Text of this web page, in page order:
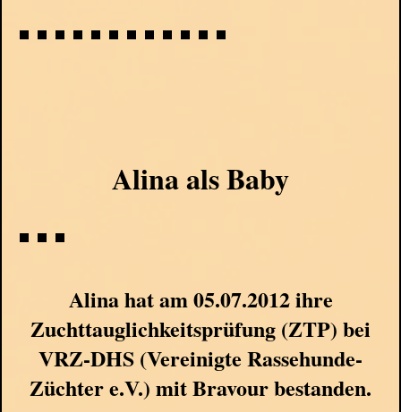
Alina als Baby
Alina hat am 05.07.2012 ihre
Zuchttauglichkeitsprüfung (ZTP) bei
VRZ-DHS (Vereinigte Rassehunde-
Züchter e.V.) mit Bravour bestanden.